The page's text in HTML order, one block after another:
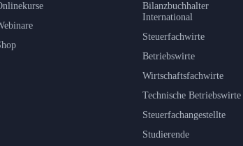
Bilanzbuchhalter
International
Steuerfachwirte
Betriebswirte
Wirtschaftsfachwirte
Technische Betriebswirte
Steuerfachangestellte
Studierende